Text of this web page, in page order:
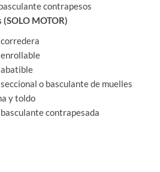
contrapesos
MOTOR)
o basculante de muelles
y toldo
contrapesada